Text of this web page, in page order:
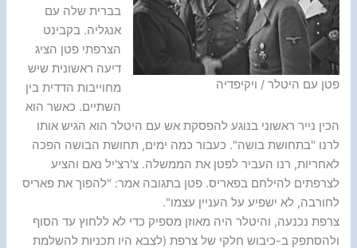
פטן עם היטלר / ויקיפדיה
בברית שלה עם
אנגליה. בקבינט
הצרפתי פטן הציג
דיעה ראשונית שיש
מחוייבות הדדית בין
השתיים. כאשר הוא
הכין נייר ראשוני בנוגע להפסקת אש עם היטלר הוא הגיש אותו
לרנו "בתחושת בושה". כעבור כמה ימים, תחושת הבושה הפכה
לאחריות, רנו העביר לפטן את הממשלה. צ'רצ'יל נאם והציע
לצרפתים להילחם בפאריס. פטן בתגובה אמר: "להפוך את פאריס
לחורבה, לא ישפיע על העניין עצמו".
צרפת נכנעה, והיטלר היה מאוזן מספיק כדי לא ללחוץ עד הסוף
ולהסתפק ב-כיבוש חלקי של צרפת (לצבא היו תכניות להשלמת